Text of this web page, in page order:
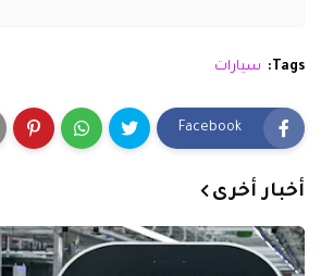
Tags: سيارات
Facebook
أخبار أخرى